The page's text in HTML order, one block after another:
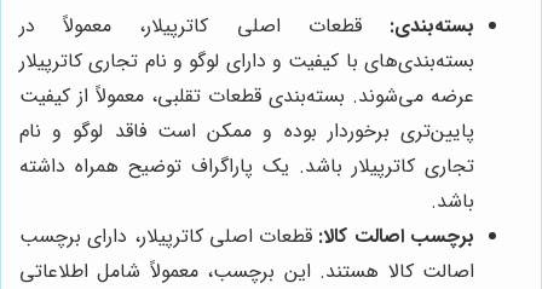
بسته‌بندی: قطعات اصلی کاترپیلار، معمولاً در
بسته‌بندی‌های با کیفیت و دارای لوگو و نام تجاری کاترپیلار
عرضه می‌شوند. بسته‌بندی قطعات تقلبی، معمولاً از کیفیت
پایین‌تری برخوردار بوده و ممکن است فاقد لوگو و نام
تجاری کاترپیلار باشد. یک پاراگراف توضیح همراه داشته
باشد.
برچسب اصالت کالا: قطعات اصلی کاترپیلار، دارای برچسب
اصالت کالا هستند. این برچسب، معمولاً شامل اطلاعاتی